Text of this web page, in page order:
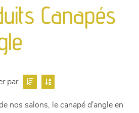
Canapés
par
nos salons, le canapé d'angle en